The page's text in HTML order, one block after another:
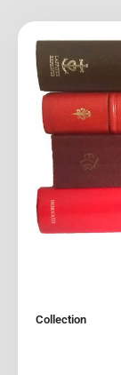
Collection